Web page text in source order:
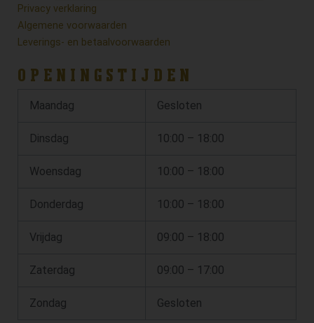
Privacy verklaring
Algemene voorwaarden
Leverings- en betaalvoorwaarden
OPENINGSTIJDEN
Maandag Gesloten
Dinsdag 10:00 – 18:00
Woensdag 10:00 – 18:00
Donderdag 10:00 – 18:00
Vrijdag 09:00 – 18:00
Zaterdag 09:00 – 17:00
Zondag Gesloten